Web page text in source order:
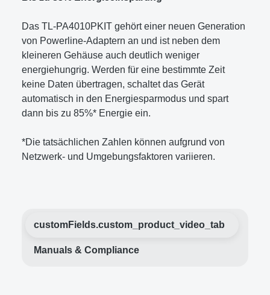
Das TL-PA4010PKIT gehört einer neuen Generation
von Powerline-Adaptern an und ist neben dem
kleineren Gehäuse auch deutlich weniger
energiehungrig. Werden für eine bestimmte Zeit
keine Daten übertragen, schaltet das Gerät
automatisch in den Energiesparmodus und spart
dann bis zu 85%* Energie ein.
*Die tatsächlichen Zahlen können aufgrund von
Netzwerk- und Umgebungsfaktoren variieren.
customFields.custom_product_video_tab
Manuals & Compliance